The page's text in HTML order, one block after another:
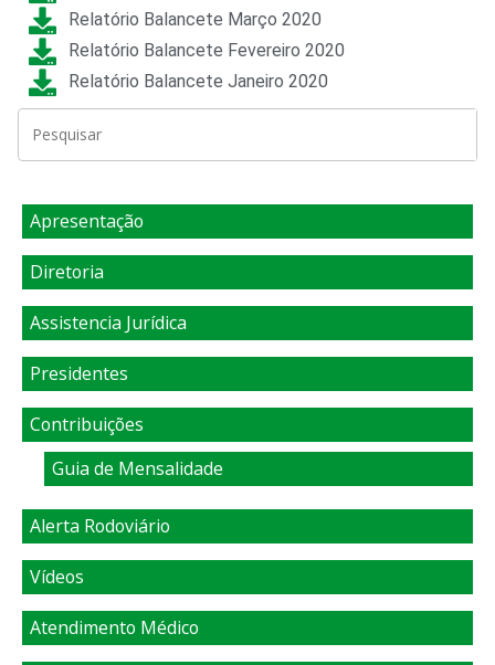
Relatório Balancete Março 2020
Relatório Balancete Fevereiro 2020
Relatório Balancete Janeiro 2020
Apresentação
Diretoria
Assistencia Jurídica
Presidentes
Contribuições
Guia de Mensalidade
Alerta Rodoviário
Vídeos
Atendimento Médico